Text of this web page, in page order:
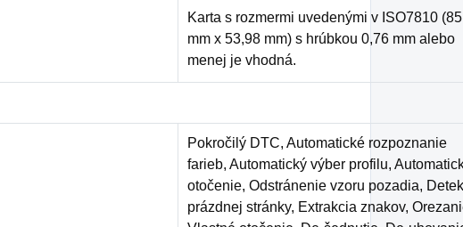
Karta s rozmermi uvedenými v ISO7810
mm x 53,98 mm) s hrúbkou 0,76 mm alebo
menej je vhodná.
Pokročilý DTC, Automatické rozpoznanie
farieb, Automatický výber profilu,
otočenie, Odstránenie vzoru pozadia,
prázdnej stránky, Extrakcia znakov,